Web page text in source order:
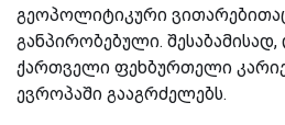
გეოპოლიტიკური
განპირობებული.
ქართველი ფეხბურთელი
ევროპაში გააგრძელებს.